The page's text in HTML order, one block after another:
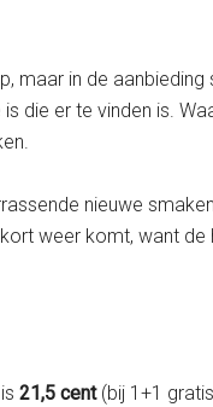
maar in de
die er te vinden is.
nieuwe
weer komt, want
21,5 cent (bij 1+1